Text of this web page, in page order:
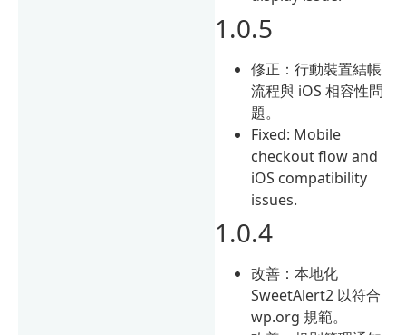
1.0.5
修正：行動裝置結帳
流程與 iOS 相容性問
題。
Fixed: Mobile
checkout flow and
iOS compatibility
issues.
1.0.4
改善：本地化
SweetAlert2 以符合
wp.org 規範。